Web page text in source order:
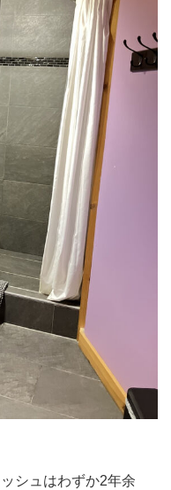
シュはわずか2年余